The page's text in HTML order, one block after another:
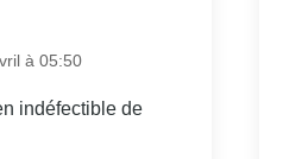
à 05:50
indéfectible de